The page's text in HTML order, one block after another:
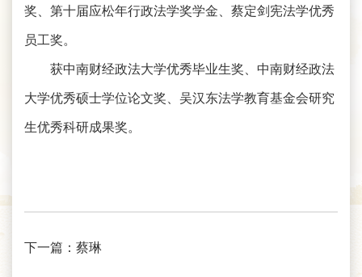
奖、第十届应松年行政法学奖学金、蔡定剑宪法学优秀
员工奖。
获中南财经政法大学优秀毕业生奖、中南财经政法
大学优秀硕士学位论文奖、吴汉东法学教育基金会研究
生优秀科研成果奖。
下一篇： 蔡琳